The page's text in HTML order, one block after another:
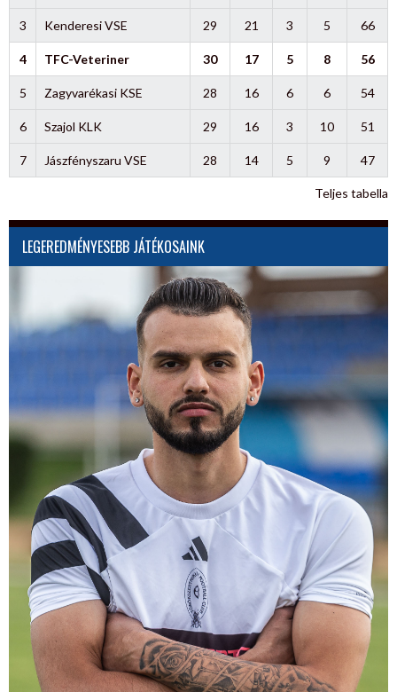
3 Kenderesi VSE 29 21 3 5 66
4 TFC-Veteriner 30 17 5 8 56
5 Zagyvarékasi KSE 28 16 6 6 54
6 Szajol KLK 29 16 3 10 51
7 Jászfényszaru VSE 28 14 5 9 47
Teljes tabella
LEGEREDMÉNYESEBB JÁTÉKOSAINK